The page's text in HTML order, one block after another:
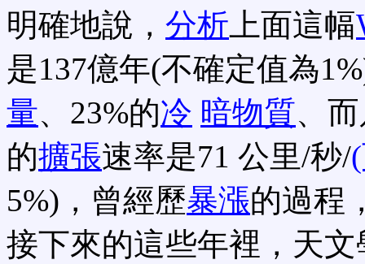
明確地說， 分析 上面這幅
是137億年(不確定值為
量、23%的冷 暗物質、
的擴張速率是71 公里/秒/
5%)，曾經歷暴漲的過程
接下來的這些年裡，天